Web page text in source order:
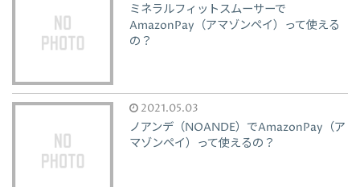
ミネラルフィットスムーサーで
AmazonPay（アマゾンペイ）って使える
の？
2021.05.03
ノアンデ（NOANDE）でAmazonPay（ア
マゾンペイ）って使えるの？